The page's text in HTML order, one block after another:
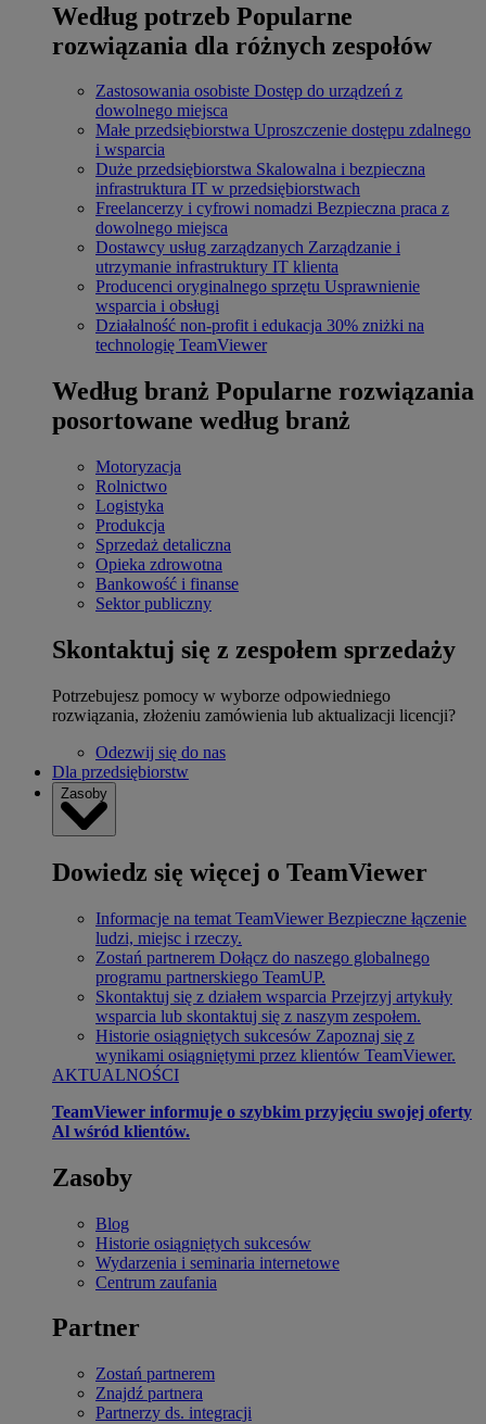
Według potrzeb Popularne
rozwiązania dla różnych zespołów
Zastosowania osobiste Dostęp do urządzeń z
dowolnego miejsca
Małe przedsiębiorstwa Uproszczenie dostępu zdalnego
i wsparcia
Duże przedsiębiorstwa Skalowalna i bezpieczna
infrastruktura IT w przedsiębiorstwach
Freelancerzy i cyfrowi nomadzi Bezpieczna praca z
dowolnego miejsca
Dostawcy usług zarządzanych Zarządzanie i
utrzymanie infrastruktury IT klienta
Producenci oryginalnego sprzętu Usprawnienie
wsparcia i obsługi
Działalność non-profit i edukacja 30% zniżki na
technologię TeamViewer
Według branż Popularne rozwiązania
posortowane według branż
Motoryzacja
Rolnictwo
Logistyka
Produkcja
Sprzedaż detaliczna
Opieka zdrowotna
Bankowość i finanse
Sektor publiczny
Skontaktuj się z zespołem sprzedaży
Potrzebujesz pomocy w wyborze odpowiedniego
rozwiązania, złożeniu zamówienia lub aktualizacji licencji?
Odezwij się do nas
Dla przedsiębiorstw
Zasoby
Dowiedz się więcej o TeamViewer
Informacje na temat TeamViewer Bezpieczne łączenie
ludzi, miejsc i rzeczy.
Zostań partnerem Dołącz do naszego globalnego
programu partnerskiego TeamUP.
Skontaktuj się z działem wsparcia Przejrzyj artykuły
wsparcia lub skontaktuj się z naszym zespołem.
Historie osiągniętych sukcesów Zapoznaj się z
wynikami osiągniętymi przez klientów TeamViewer.
AKTUALNOŚCI
TeamViewer informuje o szybkim przyjęciu swojej oferty
Al wśród klientów.
Zasoby
Blog
Historie osiągniętych sukcesów
Wydarzenia i seminaria internetowe
Centrum zaufania
Partner
Zostań partnerem
Znajdź partnera
Partnerzy ds. integracji